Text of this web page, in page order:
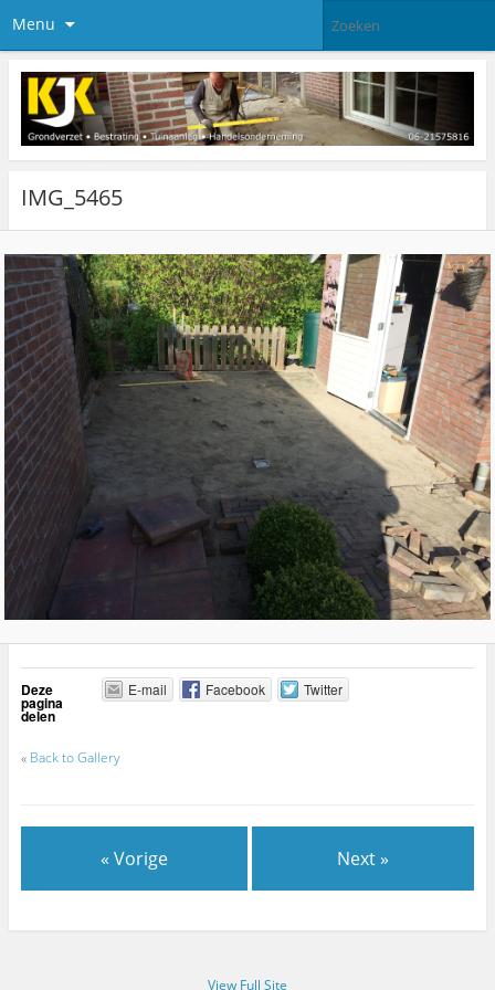
Menu
IMG_5465
Deze
pagina
delen
E-mail Facebook Twitter
« Back to Gallery
« Vorige Next »
View Full Site